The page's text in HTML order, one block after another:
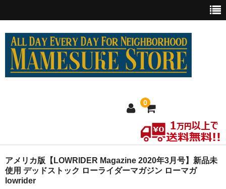
0
ホーム
MEXICO買い付け
アメリカ版【LOWRIDER Magazine 2020年3月号】新品未
使用 デッドストック ローライダーマガジン ローマガ
lowrider